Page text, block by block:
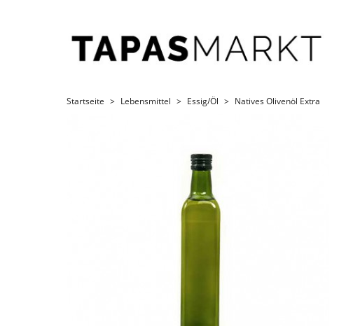
Startseite Lebensmittel Essig/Öl Natives Olivenöl Extra